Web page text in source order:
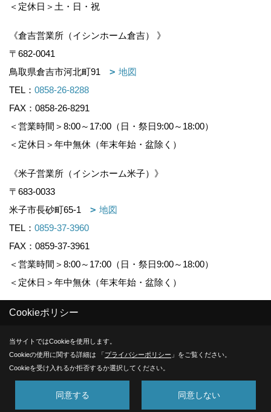
＜定休日＞土・日・祝
《倉吉営業所（イシンホーム倉吉） 》
〒682-0041
鳥取県倉吉市河北町91
地図
TEL： 0858-26-8288
FAX：0858-26-8291
＜営業時間＞8:00～17:00（日・祭日9:00～18:00）
＜定休日＞年中無休（年末年始・盆除く）
《米子営業所（イシンホーム米子）》
〒683-0033
米子市長砂町65-1
地図
TEL： 0859-37-3960
FAX：0859-37-3961
＜営業時間＞8:00～17:00（日・祭日9:00～18:00）
＜定休日＞年中無休（年末年始・盆除く）
Produced byゴデスクリエイト
Cookieポリシー
当サイトではCookieを使用します。
Cookieの使用に関する詳細は 「プライバシーポリシー 」をご覧ください。
Cookieを受け入れるか拒否するか選択してください。
同意する 同意しない